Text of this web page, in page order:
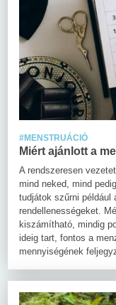
#MENSTRUÁCIÓ
Miért ajánlott a
A rendszeresen
mind neked, mind
tudjátok szűrni például
rendellenességeket.
kiszámítható, mindig
ideig tart, fontos a
mennyiségének